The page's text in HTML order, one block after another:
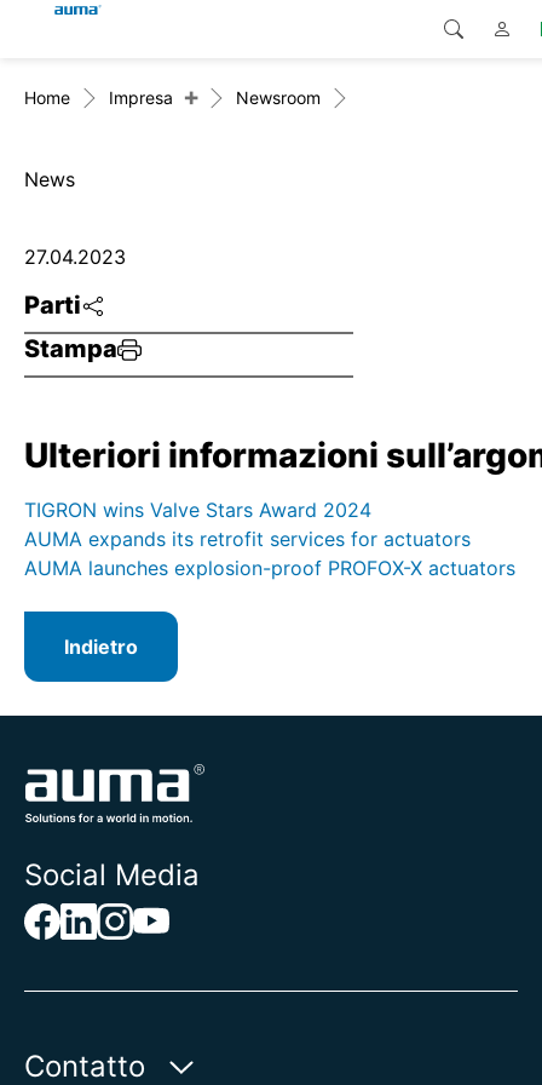
Prodotti
Soluzioni
Servizio di assistenza
Impresa
Global
Europa
Asia e Pacifico
Nord America
Ricerca
Home Impresa + Newsroom
News
Parti
Stampa
27.04.2023
Ulteriori informazioni
TIGRON wins Valve Stars Award 2024
AUMA expands its retrofit services for actuators
AUMA launches explosion-proof PROFOX-X actuators
Indietro
Social Media
Contatto